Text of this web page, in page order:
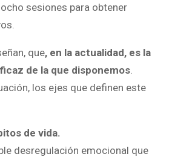
sesiones para obtener
que, en la actualidad, es la
de la que disponemos
los ejes que definen este
de vida.
desregulación emocional que